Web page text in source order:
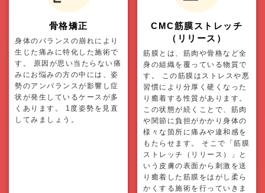
骨格矯正
身体のバランスの崩れにより
生じた痛みに特化した施術で
す。 原因が思い当たらない痛
みにお悩みの方の中には、姿
勢のアンバランスが影響し症
状が発生しているケースが多
くあります。 1度姿勢を見直
してみましょう。
CMC筋膜ストレッチ
（リリース）
筋膜とは、筋肉や骨格など全
身の組織を覆っている物質で
す。 この筋膜はストレスや悪
習慣により分厚く硬くなった
り癒着する性質があります。
この状態が続くことで、筋肉
や関節に負担がかかり身体の
様々な箇所に痛みや違和感を
もたらせます。 そこで「筋膜
ストレッチ（リリース）」と
いう皮膚の表面から刺激を送
り癒着した筋膜をはがし柔ら
かくする施術を行っていきま